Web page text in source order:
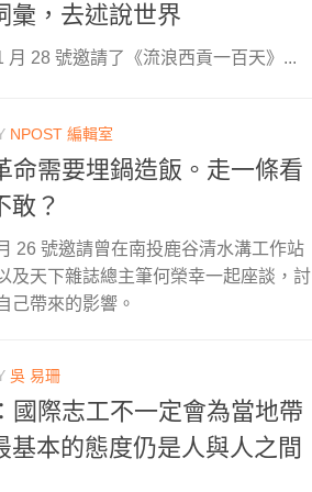
彙，去述說世界
月 28 號邀請了《流浪西貢一百天》...
NPOST 編輯室
命需要埋鍋造飯。走一條看
敢？
26 號邀請曾在南投鹿谷清水溝工作站
及天下雜誌總主筆何榮幸一起座談，討
己帶來的影響。
吳 易珊
國際志工不一定會為當地帶
基本的態度仍是人與人之間